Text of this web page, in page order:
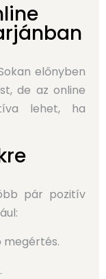
előnyben
de az online
lehet, ha
pár pozitív
megértés.